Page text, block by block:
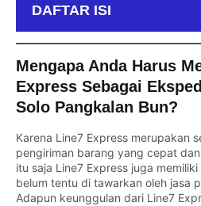
DAFTAR ISI
Mengapa Anda Harus
Express Sebagai
Solo Pangkalan Bun?
Karena Line7 Express merupakan
pengiriman barang yang cepat
itu saja Line7 Express juga
belum tentu di tawarkan oleh jasa
Adapun keunggulan dari Line7